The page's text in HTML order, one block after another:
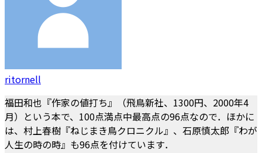
ritornell
福田和也『作家の値打ち』（飛鳥新社、1300円、2000年4
月）という本で、100点満点中最高点の96点なので．ほかに
は、村上春樹『ねじまき鳥クロニクル』、石原慎太郎『わが
人生の時の時』も96点を付けています．